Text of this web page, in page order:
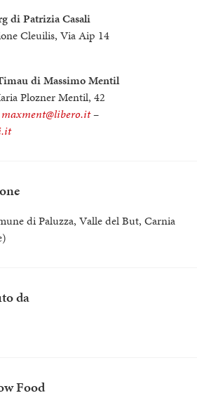
di Patrizia Casali
Cleuilis, Via Aip 14
di Massimo Mentil
Plozner Mentil, 42
maxment@libero.it–
di Paluzza, Valle del But, Carnia
da
Food